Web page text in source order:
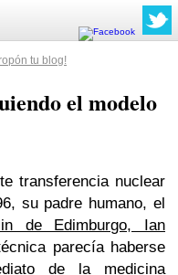
tu blog!
el modelo
transferencia nuclear
su padre humano, el
de Edimburgo, Ian
parecía haberse
de la medicina